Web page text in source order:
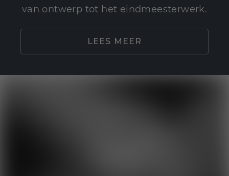
van ontwerp tot het eindmeesterwerk.
LEES MEER